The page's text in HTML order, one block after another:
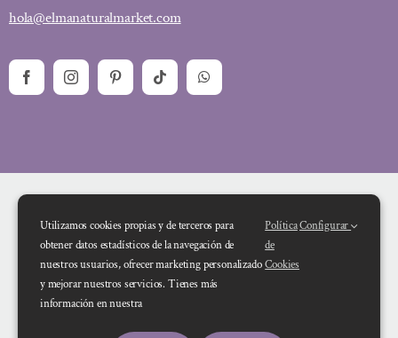
hola@elmanaturalmarket.com
Financiado por la Unión Europea – NextGenerationEU. Sin embargo, los
Utilizamos cookies propias y de terceros para
obtener datos estadísticos de la navegación de
nuestros usuarios, ofrecer marketing personalizado
y mejorar nuestros servicios. Tienes más
información en nuestra
Política
de
Cookies
Configurar